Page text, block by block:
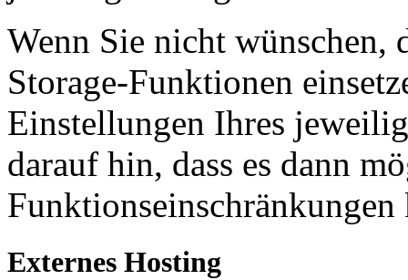
Wenn Sie nicht wünschen,
Storage-Funktionen
Einstellungen Ihres
darauf hin, dass es dann
Externes Hosting